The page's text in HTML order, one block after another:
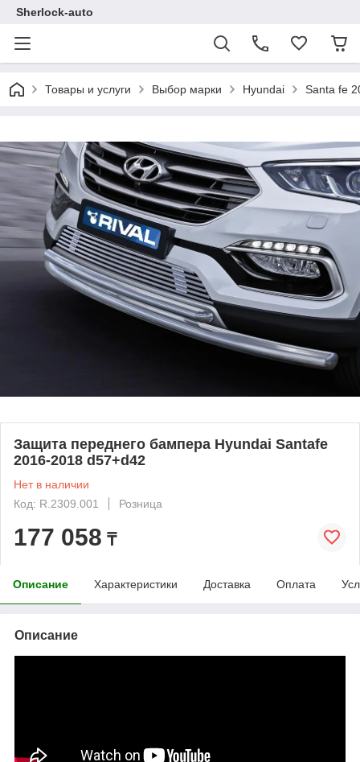
Sherlock-auto
Товары и услуги Выбор марки Hyundai Santa fe
Защита переднего бампера Hyundai Santafe
2016-2018 d57+d42
Нет в наличии
Код: R.2309.001
Розница
177 058 ₸
Описание Характеристики Доставка Оплата
Описание